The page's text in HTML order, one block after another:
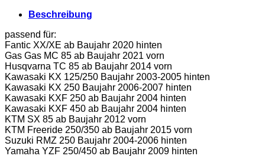
Beschreibung
passend für:
Fantic XX/XE ab Baujahr 2020 hinten
Gas Gas MC 85 ab Baujahr 2021 vorn
Husqvarna TC 85 ab Baujahr 2014 vorn
Kawasaki KX 125/250 Baujahr 2003-2005 hinten
Kawasaki KX 250 Baujahr 2006-2007 hinten
Kawasaki KXF 250 ab Baujahr 2004 hinten
Kawasaki KXF 450 ab Baujahr 2004 hinten
KTM SX 85 ab Baujahr 2012 vorn
KTM Freeride 250/350 ab Baujahr 2015 vorn
Suzuki RMZ 250 Baujahr 2004-2006 hinten
Yamaha YZF 250/450 ab Baujahr 2009 hinten